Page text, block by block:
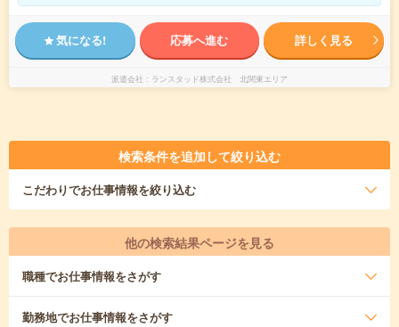
気になる! 応募へ進む 詳しく見る
派遣会社 ランスタッド株式会社 北関東エリア
検索条件を追加して絞り込む
こだわりでお仕事情報を絞り込む
他の検索結果ページを見る
職種でお仕事情報をさがす
勤務地でお仕事情報をさがす